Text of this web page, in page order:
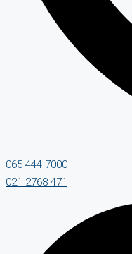
065 444 7000
021 2768 471